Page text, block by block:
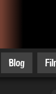
Blog